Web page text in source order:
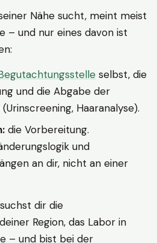
Nähe sucht, meint meist
– und nur eines davon ist
selbst, die
und die Abgabe der
Haaranalyse).
die Vorbereitung.
und
an dir, nicht an einer
dir die
Region, das Labor in
– und bist bei der